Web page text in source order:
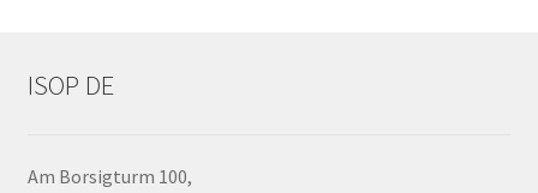
ISOP DE
Am Borsigturm 100,